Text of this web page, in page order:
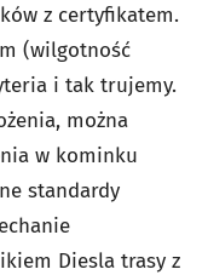
z certyfikatem.
(wilgotność
i tak trujemy.
można
w kominku
standardy
Diesla trasy z